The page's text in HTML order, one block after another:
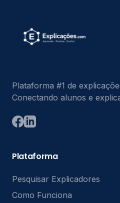
Plataforma #1 de
Conectando alunos e
Plataforma
Pesquisar Explicadores
Como Funciona